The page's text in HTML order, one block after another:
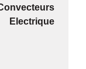
Electrique